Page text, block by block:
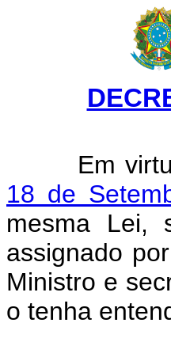
Em virtude
18 de
mesma Lei,
assignado
Ministro e
o tenha